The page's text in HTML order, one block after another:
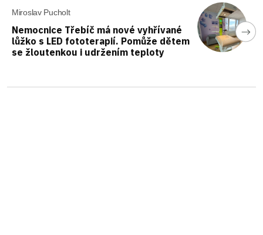
Miroslav Pucholt
Nemocnice Třebíč má nové vyhřívané
lůžko s LED fototerapií. Pomůže dětem
se žloutenkou i udržením teploty